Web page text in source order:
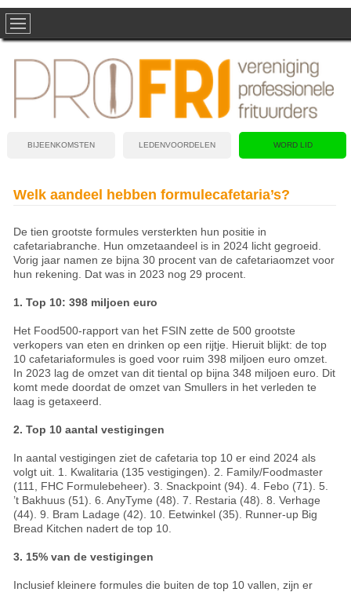
BIJEENKOMSTEN LEDENVOORDELEN WORD LID
Welk aandeel hebben formulecafetaria’s?
De tien grootste formules versterkten hun positie in
cafetariabranche. Hun omzetaandeel is in 2024 licht gegroeid.
Vorig jaar namen ze bijna 30 procent van de cafetariaomzet voor
hun rekening. Dat was in 2023 nog 29 procent.
1. Top 10: 398 miljoen euro
Het Food500-rapport van het FSIN zette de 500 grootste
verkopers van eten en drinken op een rijtje. Hieruit blijkt: de top
10 cafetariaformules is goed voor ruim 398 miljoen euro omzet.
In 2023 lag de omzet van dit tiental op bijna 348 miljoen euro. Dit
komt mede doordat de omzet van Smullers in het verleden te
laag is getaxeerd.
2. Top 10 aantal vestigingen
In aantal vestigingen ziet de cafetaria top 10 er eind 2024 als
volgt uit. 1. Kwalitaria (135 vestigingen). 2. Family/Foodmaster
(111, FHC Formulebeheer). 3. Snackpoint (94). 4. Febo (71). 5.
’t Bakhuus (51). 6. AnyTyme (48). 7. Restaria (48). 8. Verhage
(44). 9. Bram Ladage (42). 10. Eetwinkel (35). Runner-up Big
Bread Kitchen nadert de top 10.
3. 15% van de vestigingen
Inclusief kleinere formules die buiten de top 10 vallen, zijn er